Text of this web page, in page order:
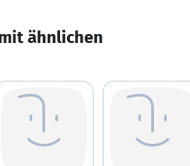
ähnlichen